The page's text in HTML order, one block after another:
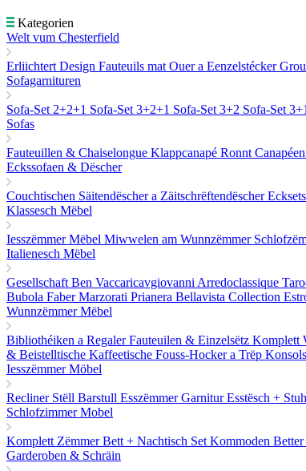
Kategorien
Welt vum Chesterfield
Erliichtert Design Fauteuils mat Ouer a Eenzelstécker
Sofagarnituren
Sofa-Set 2+2+1 Sofa-Set 3+2+1 Sofa-Set 3+2 Sofa-Set 3+1
Sofas
Fauteuillen & Chaiselongue Klappcanapé Ronnt
Eckssofaen & Dëscher
Couchtischen Säitendëscher a Zäitschrëftendëscher
Klassesch Mëbel
Iesszëmmer Mëbel Miwwelen am Wunnzëmmer
Italienesch Mëbel
Gesellschaft Ben Vaccaricavgiovanni Arredoclassique
Bubola FaberMarzorati Prianera Bellavista Collection
Wunnzëmmer Mëbel
Bibliothéiken a RegalerFauteuilen & Einzelsëtz Komplett
& Beistelltische Kaffeetische Fouss-Hocker a Trëp
Iesszëmmer Möbel
Recliner Stëll Barstull Esszëmmer GarniturEsstësch +
Schlofzimmer Mobel
Komplett ZëmmerBett + Nachtisch Set Kommoden Better
Garderoben & Schräin